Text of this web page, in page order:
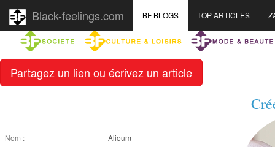
Partagez un lien ou écrivez un article
Black-feelings.com BF BLOGS TOP ARTICLES
Nom :
Alioum